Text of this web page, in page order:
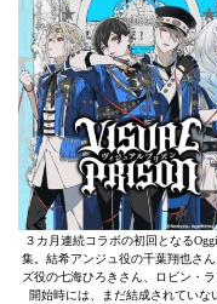
３カ月連続コラボの初回となる
集。結希アンジュ役の千葉翔也さ
ズ役の七海ひろきさん、ロビン・
開始時には、まだ結成されてい